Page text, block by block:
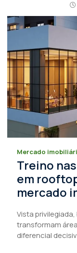
Mercado
Treino
em
mercado
Vista
transformam
diferencial